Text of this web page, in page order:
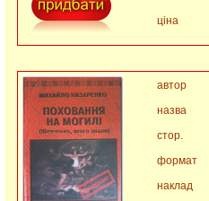
ціна
автор
назва
стор.
формат
наклад